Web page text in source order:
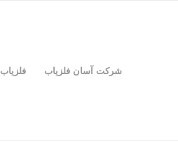
شرکت آسان فلزیاب فلزیاب